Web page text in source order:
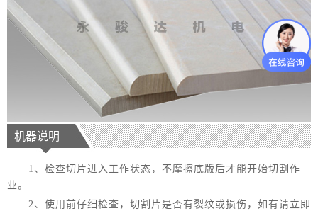
机器说明
1、检查切片进入工作状态，不摩擦底版后才能开始切割作
业。
2、使用前仔细检查，切割片是否有裂纹或损伤，如有请立即